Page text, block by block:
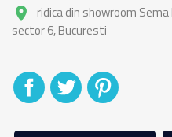
place
ridica din showroom
sector 6, Bucuresti
DistribuitiTweet